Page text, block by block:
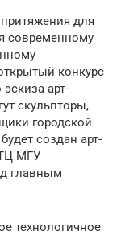
для
современному
конкурс
арт-
скульпторы,
городской
создан арт-
МГУ
главным
технологичное